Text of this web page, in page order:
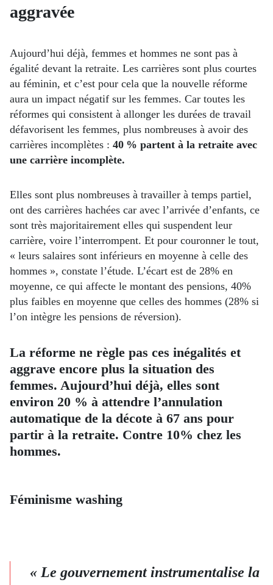
aggravée
Aujourd’hui déjà, femmes et hommes ne sont pas à
égalité devant la retraite. Les carrières sont plus courtes
au féminin, et c’est pour cela que la nouvelle réforme
aura un impact négatif sur les femmes. Car toutes les
réformes qui consistent à allonger les durées de travail
défavorisent les femmes, plus nombreuses à avoir des
carrières incomplètes : 40 % partent à la retraite avec
une carrière incomplète.
Elles sont plus nombreuses à travailler à temps partiel,
ont des carrières hachées car avec l’arrivée d’enfants, ce
sont très majoritairement elles qui suspendent leur
carrière, voire l’interrompent. Et pour couronner le tout,
« leurs salaires sont inférieurs en moyenne à celle des
hommes », constate l’étude. L’écart est de 28% en
moyenne, ce qui affecte le montant des pensions, 40%
plus faibles en moyenne que celles des hommes (28% si
l’on intègre les pensions de réversion).
La réforme ne règle pas ces inégalités et
aggrave encore plus la situation des
femmes. Aujourd’hui déjà, elles sont
environ 20 % à attendre l’annulation
automatique de la décote à 67 ans pour
partir à la retraite. Contre 10% chez les
hommes.
Féminisme washing
« Le gouvernement instrumentalise la